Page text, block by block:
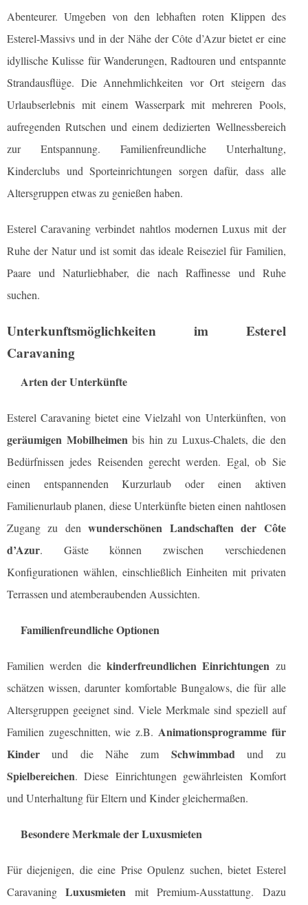
Abenteurer. Umgeben von den lebhaften roten Klippen des
Esterel-Massivs und in der Nähe der Côte d’Azur bietet er eine
idyllische Kulisse für Wanderungen, Radtouren und entspannte
Strandausflüge. Die Annehmlichkeiten vor Ort steigern das
Urlaubserlebnis mit einem Wasserpark mit mehreren Pools,
aufregenden Rutschen und einem dedizierten Wellnessbereich
zur Entspannung. Familienfreundliche Unterhaltung,
Kinderclubs und Sporteinrichtungen sorgen dafür, dass alle
Altersgruppen etwas zu genießen haben.
Esterel Caravaning verbindet nahtlos modernen Luxus mit der
Ruhe der Natur und ist somit das ideale Reiseziel für Familien,
Paare und Naturliebhaber, die nach Raffinesse und Ruhe
suchen.
Unterkunftsmöglichkeiten im Esterel
Caravaning
Arten der Unterkünfte
Esterel Caravaning bietet eine Vielzahl von Unterkünften, von
geräumigen Mobilheimenbis hin zu Luxus-Chalets, die den
Bedürfnissen jedes Reisenden gerecht werden. Egal, ob Sie
einen entspannenden Kurzurlaub oder einen aktiven
Familienurlaub planen, diese Unterkünfte bieten einen nahtlosen
Zugang zu denwunderschönen Landschaften der Côte
d’Azur. Gäste können zwischen verschiedenen
Konfigurationen wählen, einschließlich Einheiten mit privaten
Terrassen und atemberaubenden Aussichten.
Familienfreundliche Optionen
Familien werden die kinderfreundlichen Einrichtungen zu
schätzen wissen, darunter komfortable Bungalows, die für alle
Altersgruppen geeignet sind. Viele Merkmale sind speziell auf
Familien zugeschnitten, wie z.B. Animationsprogramme für
Kinder und die Nähe zum Schwimmbadund zu
Spielbereichen. Diese Einrichtungen gewährleisten Komfort
und Unterhaltung für Eltern und Kinder gleichermaßen.
Besondere Merkmale der Luxusmieten
Für diejenigen, die eine Prise Opulenz suchen, bietet Esterel
CaravaningLuxusmieten mit Premium-Ausstattung. Dazu